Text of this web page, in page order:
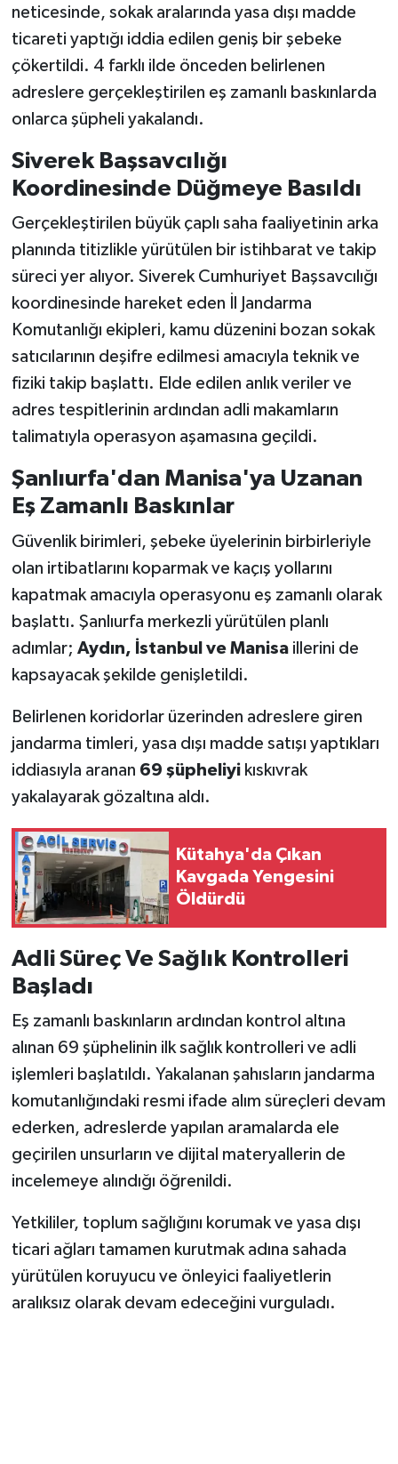
neticesinde, sokak aralarında yasa dışı madde
ticareti yaptığı iddia edilen geniş bir şebeke
çökertildi. 4 farklı ilde önceden belirlenen
adreslere gerçekleştirilen eş zamanlı baskınlarda
onlarca şüpheli yakalandı.
Siverek Başsavcılığı
Koordinesinde Düğmeye Basıldı
Gerçekleştirilen büyük çaplı saha faaliyetinin arka
planında titizlikle yürütülen bir istihbarat ve takip
süreci yer alıyor. Siverek Cumhuriyet Başsavcılığı
koordinesinde hareket eden İl Jandarma
Komutanlığı ekipleri, kamu düzenini bozan sokak
satıcılarının deşifre edilmesi amacıyla teknik ve
fiziki takip başlattı. Elde edilen anlık veriler ve
adres tespitlerinin ardından adli makamların
talimatıyla operasyon aşamasına geçildi.
Şanlıurfa'dan Manisa'ya Uzanan
Eş Zamanlı Baskınlar
Güvenlik birimleri, şebeke üyelerinin birbirleriyle
olan irtibatlarını koparmak ve kaçış yollarını
kapatmak amacıyla operasyonu eş zamanlı olarak
başlattı. Şanlıurfa merkezli yürütülen planlı
adımlar; Aydın, İstanbul ve Manisaillerini de
kapsayacak şekilde genişletildi.
Belirlenen koridorlar üzerinden adreslere giren
jandarma timleri, yasa dışı madde satışı yaptıkları
iddiasıyla aranan 69 şüpheliyikıskıvrak
yakalayarak gözaltına aldı.
Kütahya'da Çıkan
Kavgada Yengesini
Öldürdü
Adli Süreç Ve Sağlık Kontrolleri
Başladı
Eş zamanlı baskınların ardından kontrol altına
alınan 69 şüphelinin ilk sağlık kontrolleri ve adli
işlemleri başlatıldı. Yakalanan şahısların jandarma
komutanlığındaki resmi ifade alım süreçleri devam
ederken, adreslerde yapılan aramalarda ele
geçirilen unsurların ve dijital materyallerin de
incelemeye alındığı öğrenildi.
Yetkililer, toplum sağlığını korumak ve yasa dışı
ticari ağları tamamen kurutmak adına sahada
yürütülen koruyucu ve önleyici faaliyetlerin
aralıksız olarak devam edeceğini vurguladı.